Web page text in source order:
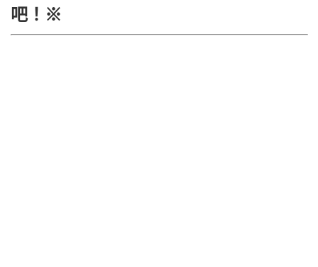
吧！※